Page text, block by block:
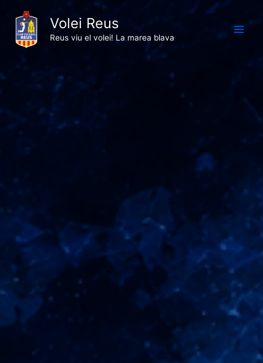
contingut
Volei Reus
Reus viu el volei! La marea blava